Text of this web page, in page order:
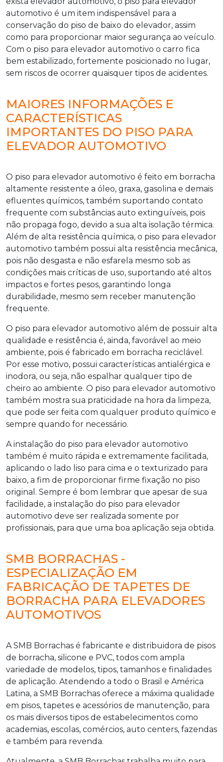
automotivo é um item indispensável para a
conservação do piso de baixo do elevador, assim
como para proporcionar maior segurança ao veículo.
Com o piso para elevador automotivo o carro fica
bem estabilizado, fortemente posicionado no lugar,
sem riscos de ocorrer quaisquer tipos de acidentes.
MAIORES INFORMAÇÕES E
CARACTERÍSTICAS
IMPORTANTES DO PISO PARA
ELEVADOR AUTOMOTIVO
O piso para elevador automotivo é feito em borracha
altamente resistente a óleo, graxa, gasolina e demais
efluentes químicos, também suportando contato
frequente com substâncias auto extinguíveis, pois
não propaga fogo, devido a sua alta isolação térmica.
Além de alta resistência química, o piso para elevador
automotivo também possui alta resistência mecânica,
pois não desgasta e não esfarela mesmo sob as
condições mais críticas de uso, suportando até altos
impactos e fortes pesos, garantindo longa
durabilidade, mesmo sem receber manutenção
frequente.
O piso para elevador automotivo além de possuir alta
qualidade e resistência é, ainda, favorável ao meio
ambiente, pois é fabricado em borracha reciclável.
Por esse motivo, possui características antialérgica e
inodora, ou seja, não espalhar qualquer tipo de
cheiro ao ambiente. O piso para elevador automotivo
também mostra sua praticidade na hora da limpeza,
que pode ser feita com qualquer produto químico e
sempre quando for necessário.
A instalação do piso para elevador automotivo
também é muito rápida e extremamente facilitada,
aplicando o lado liso para cima e o texturizado para
baixo, a fim de proporcionar firme fixação no piso
original. Sempre é bom lembrar que apesar de sua
facilidade, a instalação do piso para elevador
automotivo deve ser realizada somente por
profissionais, para que uma boa aplicação seja obtida.
SMB BORRACHAS -
ESPECIALIZAÇÃO EM
FABRICAÇÃO DE TAPETES DE
BORRACHA PARA ELEVADORES
AUTOMOTIVOS
A SMB Borrachas é fabricante e distribuidora de pisos
de borracha, silicone e PVC, todos com ampla
variedade de modelos, tipos, tamanhos e finalidades
de aplicação. Atendendo a todo o Brasil e América
Latina, a SMB Borrachas oferece a máxima qualidade
em pisos, tapetes e acessórios de manutenção, para
os mais diversos tipos de estabelecimentos como
academias, escolas, comércios, auto centers, fazendas
e também para revenda.